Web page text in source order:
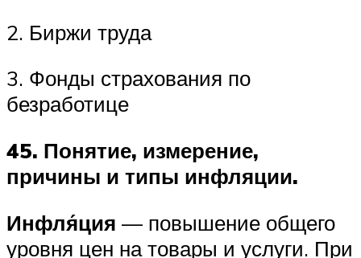
2. Биржи труда
3. Фонды страхования по
безработице
45. Понятие, измерение,
причины и типы инфляции.
Инфля́ция — повышение общего
уровня цен на товары и услуги. При